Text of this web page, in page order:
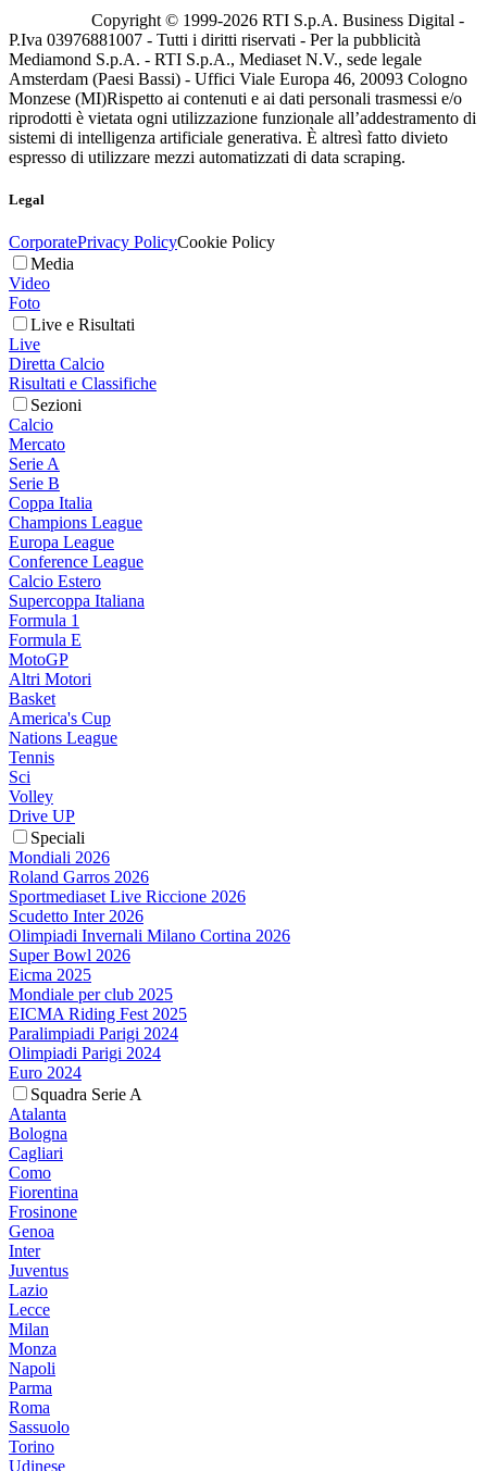
Copyright © 1999-2026 RTI S.p.A. Business Digital -
P.Iva 03976881007 - Tutti i diritti riservati - Per la pubblicità
Mediamond S.p.A. - RTI S.p.A., Mediaset N.V., sede legale
Amsterdam (Paesi Bassi) - Uffici Viale Europa 46, 20093 Cologno
Monzese (MI)Rispetto ai contenuti e ai dati personali trasmessi e/o
riprodotti è vietata ogni utilizzazione funzionale all’addestramento di
sistemi di intelligenza artificiale generativa. È altresì fatto divieto
espresso di utilizzare mezzi automatizzati di data scraping.
Legal
CorporatePrivacy PolicyCookie Policy
Media
Video
Foto
Live e Risultati
Live
Diretta Calcio
Risultati e Classifiche
Sezioni
Calcio
Mercato
Serie A
Serie B
Coppa Italia
Champions League
Europa League
Conference League
Calcio Estero
Supercoppa Italiana
Formula 1
Formula E
MotoGP
Altri Motori
Basket
America's Cup
Nations League
Tennis
Sci
Volley
Drive UP
Speciali
Mondiali 2026
Roland Garros 2026
Sportmediaset Live Riccione 2026
Scudetto Inter 2026
Olimpiadi Invernali Milano Cortina 2026
Super Bowl 2026
Eicma 2025
Mondiale per club 2025
EICMA Riding Fest 2025
Paralimpiadi Parigi 2024
Olimpiadi Parigi 2024
Euro 2024
Squadra Serie A
Atalanta
Bologna
Cagliari
Como
Fiorentina
Frosinone
Genoa
Inter
Juventus
Lazio
Lecce
Milan
Monza
Napoli
Parma
Roma
Sassuolo
Torino
Udinese